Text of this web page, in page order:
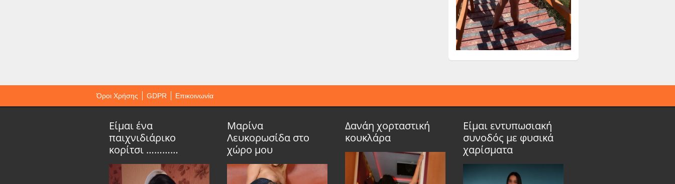
Όροι Χρήσης GDPR Επικοινωνία
Είμαι ένα
παιχνιδιάρικο
κορίτσι …………
Μαρίνα
Λευκορωσίδα στο
χώρο μου
Δανάη χορταστική
κουκλάρα
Είμαι εντυπωσιακή
συνοδός με φυσικά
χαρίσματα